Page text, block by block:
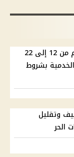
وظائف مصر للطيران.. التقديم من 12 إلى 22
بشروط
وتقليل
الحر